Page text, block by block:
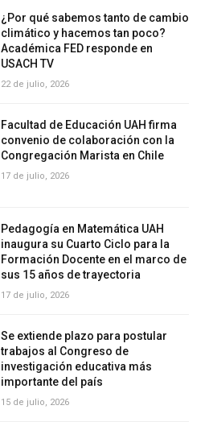
¿Por qué sabemos tanto de cambio
climático y hacemos tan poco?
Académica FED responde en
USACH TV
22 de julio, 2026
Facultad de Educación UAH firma
convenio de colaboración con la
Congregación Marista en Chile
17 de julio, 2026
Pedagogía en Matemática UAH
inaugura su Cuarto Ciclo para la
Formación Docente en el marco de
sus 15 años de trayectoria
17 de julio, 2026
Se extiende plazo para postular
trabajos al Congreso de
investigación educativa más
importante del país
15 de julio, 2026